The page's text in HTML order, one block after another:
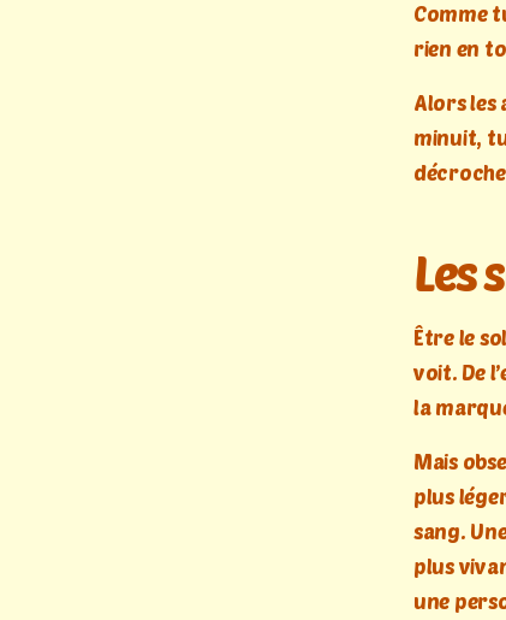
Comme
rien en
Alors les
minuit,
Les
Être le
voit. De
la
Mais
plus
sang.
plus
une